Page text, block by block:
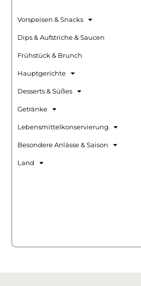
Vorspeisen & Snacks
Dips & Aufstriche & Saucen
Frühstück & Brunch
Hauptgerichte
Desserts & Süßes
Getränke
Lebensmittelkonservierung
Besondere Anlässe & Saison
Land